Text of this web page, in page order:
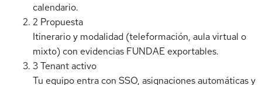
calendario.
2 Propuesta
Itinerario y modalidad (teleformación, aula virtual o
mixto) con evidencias FUNDAE exportables.
3Tenant activo
Tu equipo entra con SSO, asignaciones automáticas y